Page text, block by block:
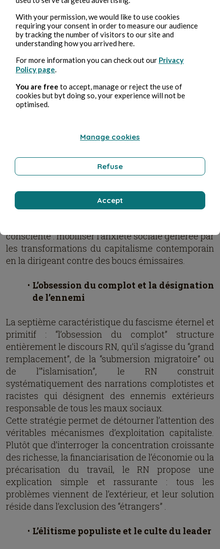
Le culte de la tradition et le rejet du
modernisme
Le RN incarne parfaitement les deux premières
caractéristiques du fascisme éternel et primitif
identifiées par Eco. “Le culte de la tradition” se
manifeste par l’obsession du “roman national”, une
vision mythifiée et épurée de l’histoire française
sert de légitimation à un ordre social présenté
Le “rejet du modernisme” s’exprime par l’hostilité
constante aux évolution sociétales (droit des
multiculturalisme) présentées comme des dérives
importées. Cette hostilité ne relève pas d’un
consciente : mobiliser l’anxiété sociale générée par
les transformations du capitalisme contemporain
en la dirigeant contre des boucs émissaires.
L’obsession du complot et la désignation
de l’ennemi
La septième caractéristique du fascisme éternel et
primitif : “l’obsession du complot” structure
entièrement le discours RN, qu’il s’agisse du “grand
remplacement”, de la “submersion migratoire” ou
de l’”islamisation”, le RN construit
systématiquement des narrations complotistes et
racistes qui désignent des ennemis extérieurs
responsable de tous les maux sociaux.
Cette stratégie permet de détourner l’attention des
véritables mécanismes d’exploitation capitaliste.
Plutôt que d’interroger la concentration croissante
des richesse, la financiarisation de l’économie ou la
précarisation du travail, le RN propose une
explication simple et rassurante : tous les
problèmes viennent de l’extérieur, et leur solution
réside dans l’exclusion des “étrangers” .
L’élitisme populiste et le culte du leader
With your permission, we would like to use cookies
requiring your consent in order to measure our audience
by tracking the number of visitors to our site and
understanding how you arrived here.
For more information you can check out our Privacy
Policy page
You are free to accept, manage or reject the use of
cookies but byt doing so, your experience will not be
optimised.
Manage cookies
Refuse
Accept